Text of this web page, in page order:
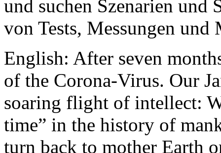
und suchen Szenarien und
von Tests, Messungen und
English: After seven
of the Corona-Virus. Our
soaring flight of intellect:
time” in the history of
turn back to mother Earth